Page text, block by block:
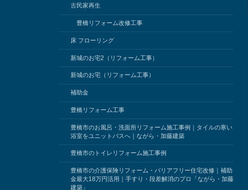
古民家再生
豊橋リフォーム改修工事
床 フローリング
新城のお宅2（リフォーム工事）
新城のお宅（リフォーム工事）
補助金
豊橋リフォーム工事
豊橋市のお風呂・洗面所リフォーム施工事例｜タイルの寒い
浴室をユニットバスへ｜ながら・加藤建築
豊橋市のトイレリフォーム施工事例
豊橋市の介護保険リフォーム・バリアフリー住宅改修｜補助
金最大18万円活用｜手すり・段差解消のプロ「ながら・加藤
建築」